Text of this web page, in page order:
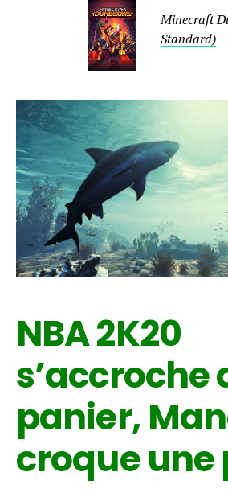
Minecraft
Standard)
NBA 2K20
s’accroche
panier,
croque une